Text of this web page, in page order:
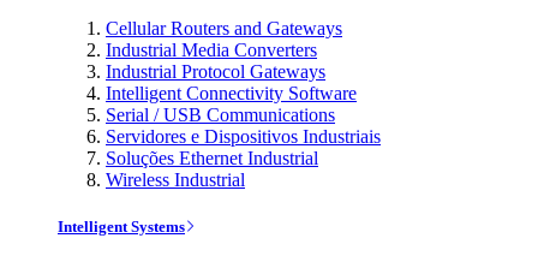
Cellular Routers and Gateways
Industrial Media Converters
Industrial Protocol Gateways
Intelligent Connectivity Software
Serial / USB Communications
Servidores e Dispositivos Industriais
Soluções Ethernet Industrial
Wireless Industrial
Intelligent Systems